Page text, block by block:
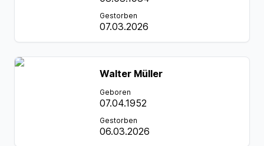
Gestorben
07.03.2026
Walter Müller
Geboren
07.04.1952
Gestorben
06.03.2026